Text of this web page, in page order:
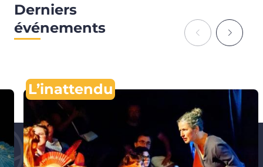
Derniers
événements
L’inattendu